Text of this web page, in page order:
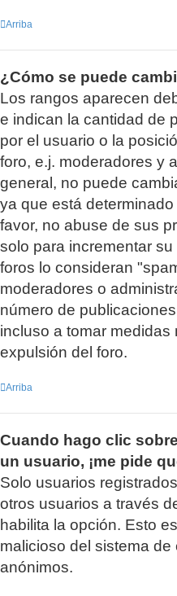
Arriba
¿Cómo se puede
Los rangos aparecen
e indican la cantidad de
por el usuario o la
foro, e.j. moderadores y
general, no puede
ya que está
favor, no abuse de sus
solo para incrementar
foros lo consideran
moderadores o
número de
incluso a tomar medidas
expulsión del foro.
Arriba
Cuando hago clic
un usuario, ¡me pide
Solo usuarios
otros usuarios a través
habilita la opción. Esto
malicioso del sistema de
anónimos.